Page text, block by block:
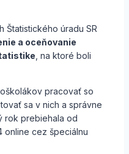
Štatistického úradu SR
a oceňovanie
, na ktoré boli
pracovať so
sa v nich a správne
rok prebiehala od
online cez špeciálnu